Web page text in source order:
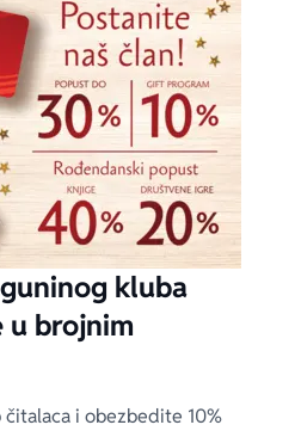
kluba
u brojnim
i obezbedite 10%